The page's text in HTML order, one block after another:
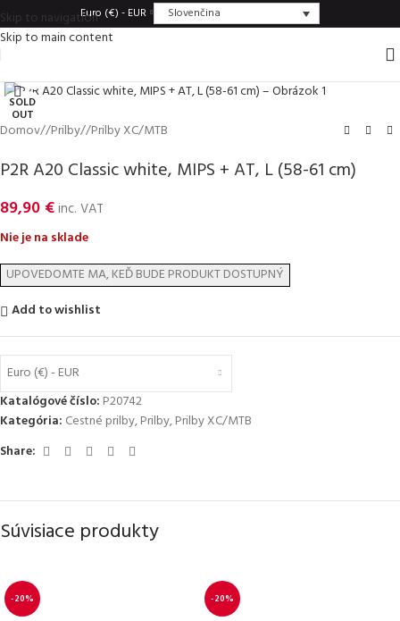
Skip to navigation
Skip to main content
Euro (€) - EUR Slovenčina
SOLD
OUT
Domov/ Prilby/ Prilby XC/MTB
P2R A20 Classic white, MIPS + AT, L (58-61 cm)
89,90 €inc. VAT
Nie je na sklade
Add to wishlist
Euro (€) - EUR
Katalógové číslo: P20742
Kategória: Cestné prilby,Prilby,Prilby XC/MTB
Share:
Súvisiace produkty
-20% -20%